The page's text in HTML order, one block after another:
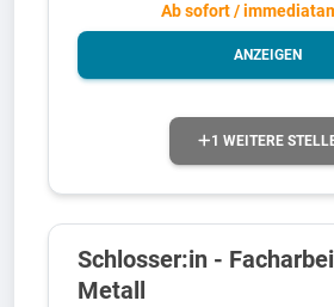
Ab sofort /
ANZEIGEN
1 WEITERE
Schlosser:in -
Metall